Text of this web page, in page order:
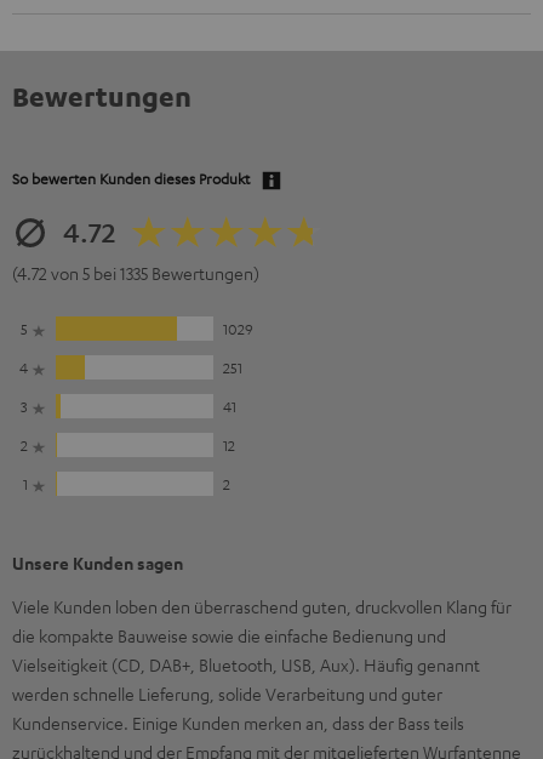
Bewertungen
So bewerten Kunden dieses Produkt
4.72
(4.72 von 5 bei 1335 Bewertungen)
5
1029
4
251
3
41
2
12
1
2
Unsere Kunden sagen
Viele Kunden loben den überraschend guten, druckvollen Klang für
die kompakte Bauweise sowie die einfache Bedienung und
Vielseitigkeit (CD, DAB+, Bluetooth, USB, Aux). Häufig genannt
werden schnelle Lieferung, solide Verarbeitung und guter
Kundenservice. Einige Kunden merken an, dass der Bass teils
zurückhaltend und der Empfang mit der mitgelieferten Wurfantenne